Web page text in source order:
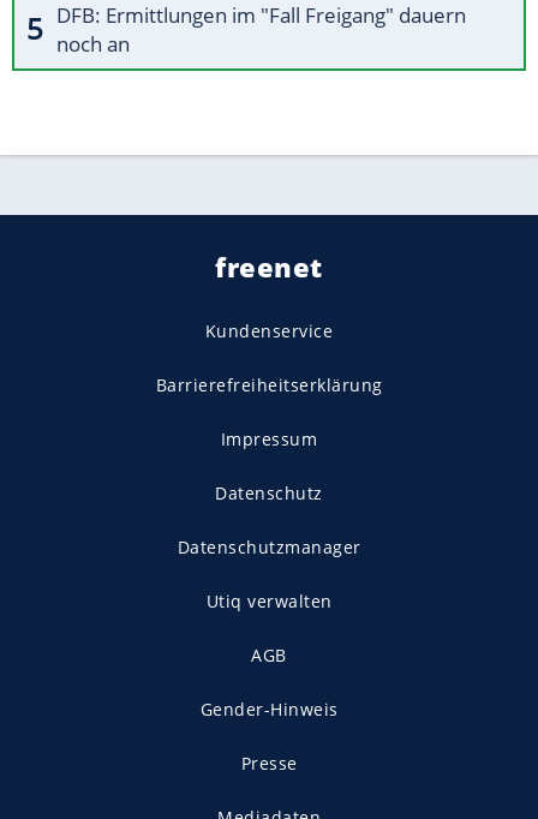
DFB: Ermittlungen im "Fall Freigang" dauern
noch an
freenet
Kundenservice
Barrierefreiheitserklärung
Impressum
Datenschutz
Datenschutzmanager
Utiq verwalten
AGB
Gender-Hinweis
Presse